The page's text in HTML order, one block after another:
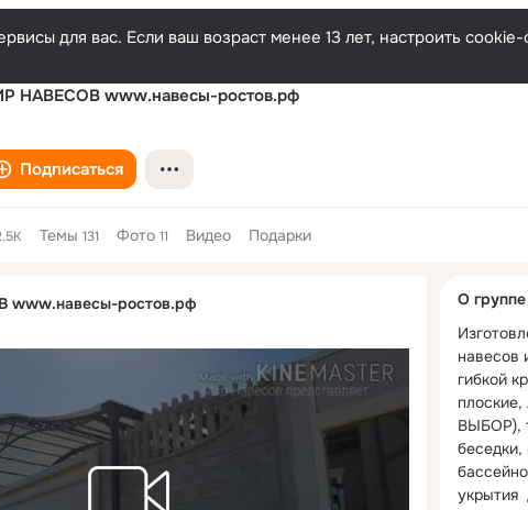
для вас. Если ваш возраст менее 13 лет, настроить
НАВЕСОВ www.навесы-ростов.рф
Подписаться
Темы 131 Фото 11 Видео Подарки
ростов.рф
колонка
О группе
навесов
гибкой
ВЫБОР),
укрытия